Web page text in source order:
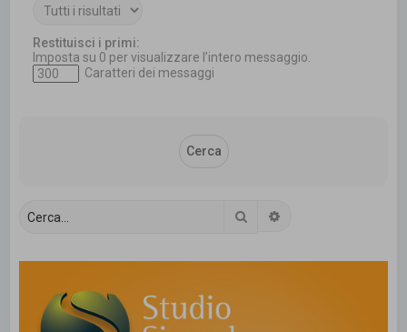
Restituisci i primi:
Imposta su 0 per visualizzare l’intero messaggio.
Caratteri dei messaggi
Cerca